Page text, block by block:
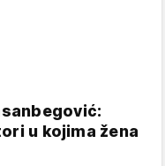
u kojima žena